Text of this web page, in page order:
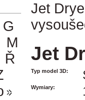
G
M
Ř
Jet
Jet
Typ model 3D:
Wymiary: